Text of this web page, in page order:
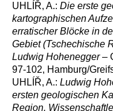
UHLÍŘ, A.: Die erste
kartographischen
erratischer Blöcke in
Gebiet (Tschechische
Ludwig Hohenegger–
97-102, Hamburg/
UHLÍŘ, A.: Ludwig
ersten geologischen
Region,